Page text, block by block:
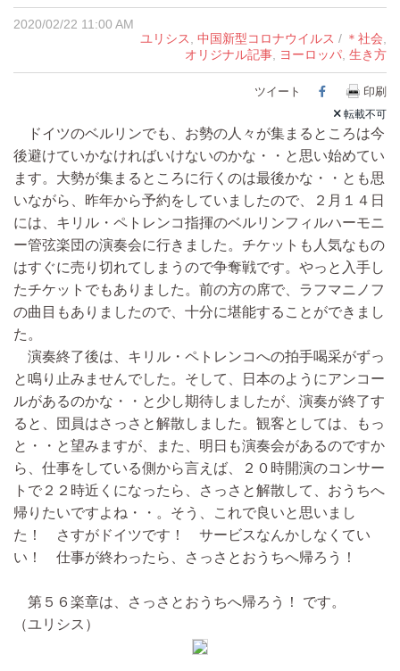
2020/02/22 11:00 AM
ユリシス
中国新型コロナウイルス / ＊社会
オリジナル記事
ヨーロッパ 生き方
ツイート Facebook
印刷
転載不可
ドイツのベルリンでも、お勢の人々が集まるところは今
後避けていかなければいけないのかな・・と思い始めてい
ます。大勢が集まるところに行くのは最後かな・・とも思
いながら、昨年から予約をしていましたので、２月１４日
には、キリル・ペトレンコ指揮のベルリンフィルハーモニ
ー管弦楽団の演奏会に行きました。チケットも人気なもの
はすぐに売り切れてしまうので争奪戦です。やっと入手し
たチケットでもありました。前の方の席で、ラフマニノフ
の曲目もありましたので、十分に堪能することができまし
た。
演奏終了後は、キリル・ペトレンコへの拍手喝采がずっ
と鳴り止みませんでした。そして、日本のようにアンコー
ルがあるのかな・・と少し期待しましたが、演奏が終了す
ると、団員はさっさと解散しました。観客としては、もっ
と・・と望みますが、また、明日も演奏会があるのですか
ら、仕事をしている側から言えば、２０時開演のコンサー
トで２２時近くになったら、さっさと解散して、おうちへ
帰りたいですよね・・。そう、これで良いと思いまし
た！ さすがドイツです！ サービスなんかしなくてい
い！ 仕事が終わったら、さっさとおうちへ帰ろう！
第５６楽章は、さっさとおうちへ帰ろう！ です。
（ユリシス）